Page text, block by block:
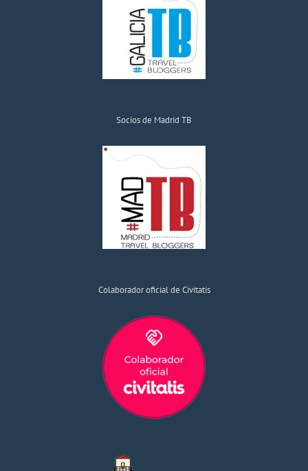
Socios de Madrid TB
Colaborador oficial de Civitatis